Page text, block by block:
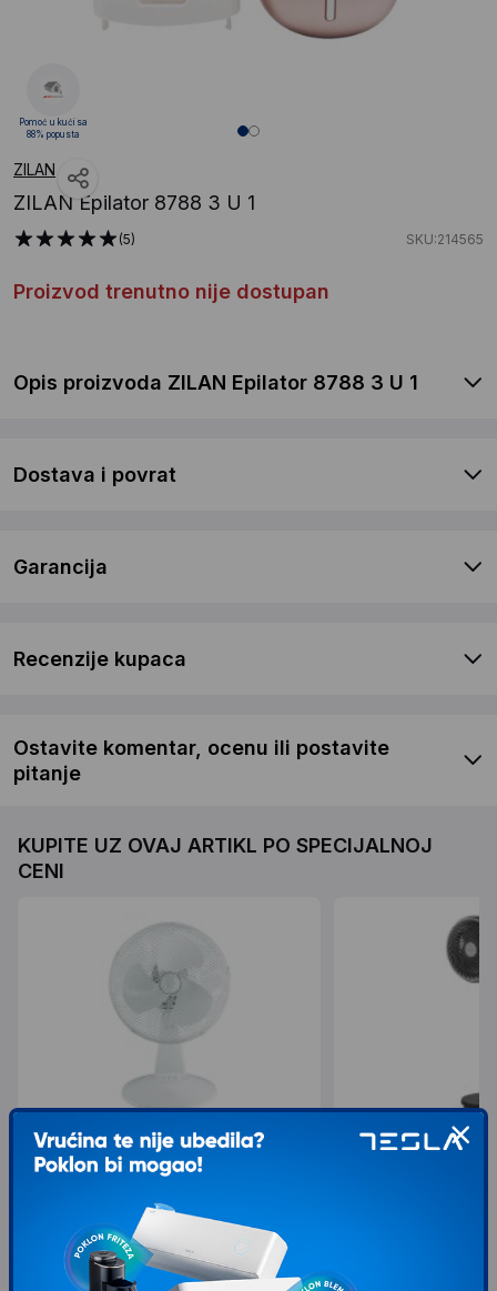
ZILAN
ZILAN Epilator 8788 3 U 1
(5) SKU:214565
Proizvod trenutno nije dostupan
Pomoć u kući sa
88% popusta
Opis proizvoda ZILAN Epilator 8788 3 U 1
Dostava i povrat
Garancija
Recenzije kupaca
Ostavite komentar, ocenu ili postavite
pitanje
KUPITE UZ OVAJ ARTIKL PO SPECIJALNOJ
CENI
MIDEA FT23-21M Ventilator
1.119,00
sa 30% popusta
MIDEA MFS18200APK